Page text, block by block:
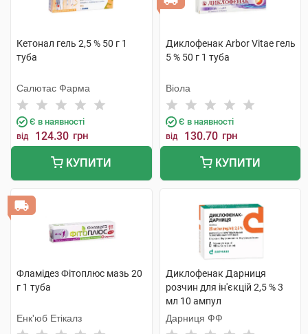
Кетонал гель 2,5 % 50 г 1
туба
Салютас Фарма
Є в наявності
від 124.30 грн
КУПИТИ
Диклофенак Arbor Vitae гель
5 % 50 г 1 туба
Віола
Є в наявності
від 130.70 грн
КУПИТИ
Фламідез Фітоплюс мазь 20
г 1 туба
Енк'юб Етікалз
Диклофенак Дарниця
розчин для ін'єкцій 2,5 % 3
мл 10 ампул
Дарниця ФФ